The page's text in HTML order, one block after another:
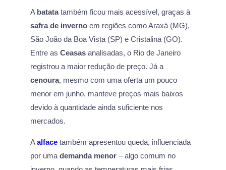
A batatatambém ficou mais acessível, graças à
safra de inverno em regiões como Araxá (MG),
São João da Boa Vista (SP) e Cristalina (GO).
Entre as Ceasas analisadas, o Rio de Janeiro
registrou a maior redução de preço. Já a
cenoura, mesmo com uma oferta um pouco
menor em junho, manteve preços mais baixos
devido à quantidade ainda suficiente nos
mercados.
Aalface também apresentou queda, influenciada
por uma demanda menor – algo comum no